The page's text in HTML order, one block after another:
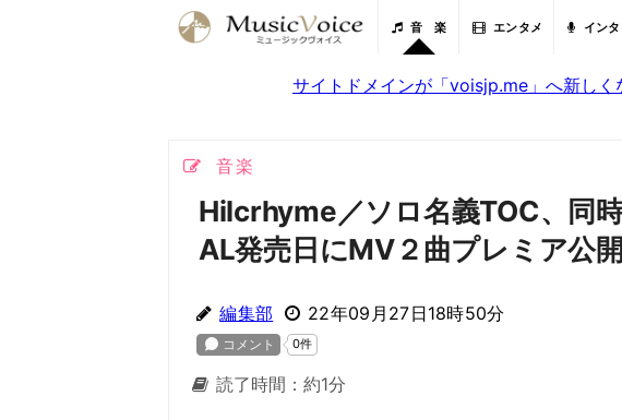
音 楽 エンタメ イン
サイトドメインが「voisjp.me」へ新しく
音楽
Hilcrhyme／ソロ名義TOC、同
AL発売日にMV２曲プレミア公開
編集部 22年09月27日18時50分
読了時間：約1分